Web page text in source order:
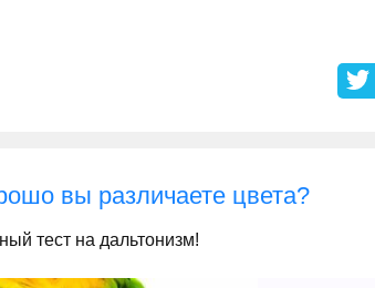
вы различаете цвета?
тест на дальтонизм!